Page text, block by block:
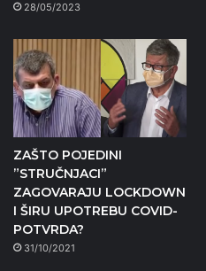
28/05/2023
ZAŠTO POJEDINI
”STRUČNJACI”
ZAGOVARAJU LOCKDOWN
I ŠIRU UPOTREBU COVID-
POTVRDA?
31/10/2021